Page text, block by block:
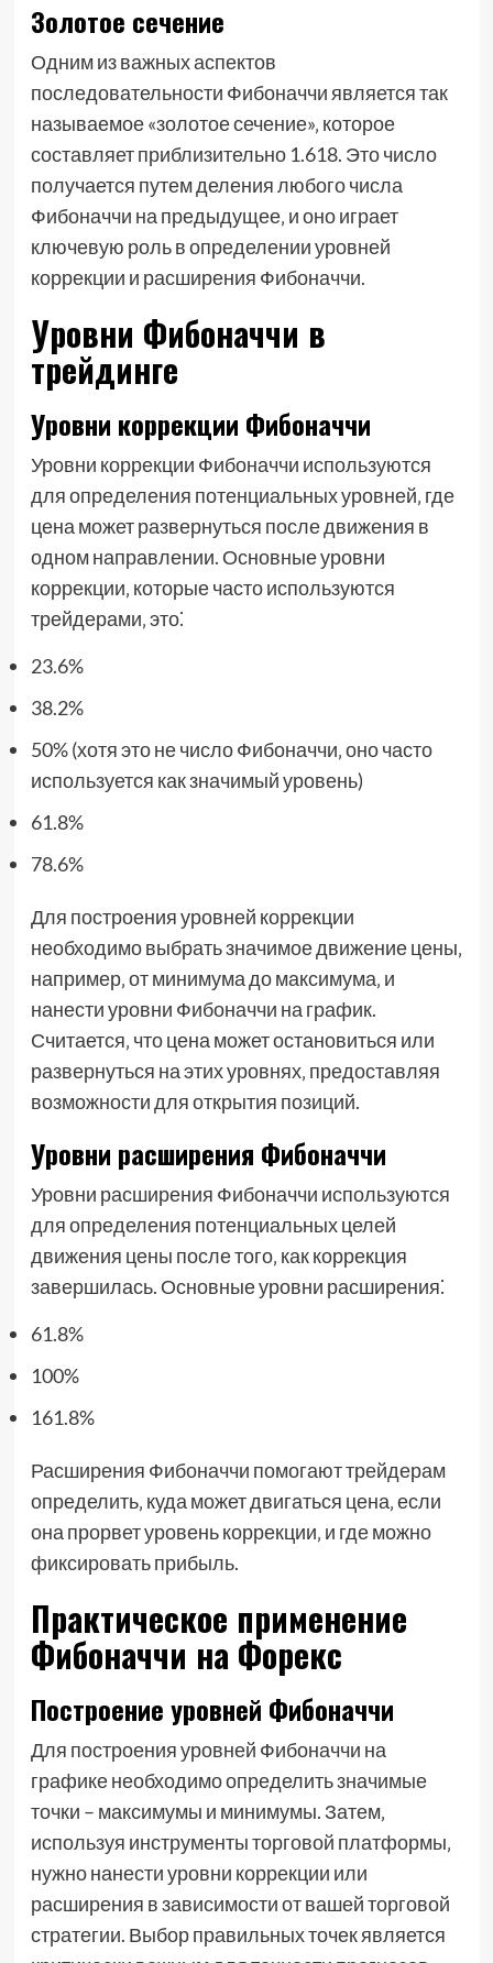
Золотое сечение
Одним из важных аспектов
последовательности Фибоначчи является так
называемое «золотое сечение»‚ которое
составляет приблизительно 1.618. Это число
получается путем деления любого числа
Фибоначчи на предыдущее‚ и оно играет
ключевую роль в определении уровней
коррекции и расширения Фибоначчи.
Уровни Фибоначчи в
трейдинге
Уровни коррекции Фибоначчи
Уровни коррекции Фибоначчи используются
для определения потенциальных уровней‚ где
цена может развернуться после движения в
одном направлении. Основные уровни
коррекции‚ которые часто используются
трейдерами‚ это⁚
23.6%
38.2%
50% (хотя это не число Фибоначчи‚ оно часто
используется как значимый уровень)
61.8%
78.6%
Для построения уровней коррекции
необходимо выбрать значимое движение цены‚
например‚ от минимума до максимума‚ и
нанести уровни Фибоначчи на график.
Считается‚ что цена может остановиться или
развернуться на этих уровнях‚ предоставляя
возможности для открытия позиций.
Уровни расширения Фибоначчи
Уровни расширения Фибоначчи используются
для определения потенциальных целей
движения цены после того‚ как коррекция
завершилась. Основные уровни расширения⁚
61.8%
100%
161.8%
Расширения Фибоначчи помогают трейдерам
определить‚ куда может двигаться цена‚ если
она прорвет уровень коррекции‚ и где можно
фиксировать прибыль.
Практическое применение
Фибоначчи на Форекс
Построение уровней Фибоначчи
Для построения уровней Фибоначчи на
графике необходимо определить значимые
точки – максимумы и минимумы. Затем‚
используя инструменты торговой платформы‚
нужно нанести уровни коррекции или
расширения в зависимости от вашей торговой
стратегии. Выбор правильных точек является